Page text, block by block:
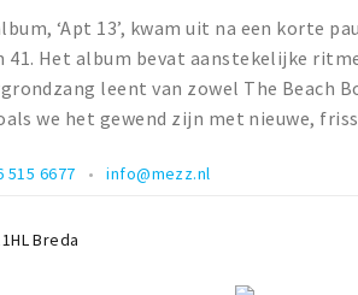
‘Apt 13’, kwam uit na een korte
Het album bevat aanstekelijke
leent van zowel The Beach
we het gewend zijn met nieuwe,
515 6677 info@mezz.nl
Breda